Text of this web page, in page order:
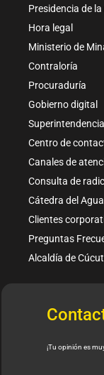
Presidencia de
Hora legal
Ministerio de
Contraloría
Procuraduría
Gobierno digital
Centro de
Canales de
Consulta de
Cátedra del Agua
Clientes
Preguntas
Alcaldía de
¡Tu opinión es